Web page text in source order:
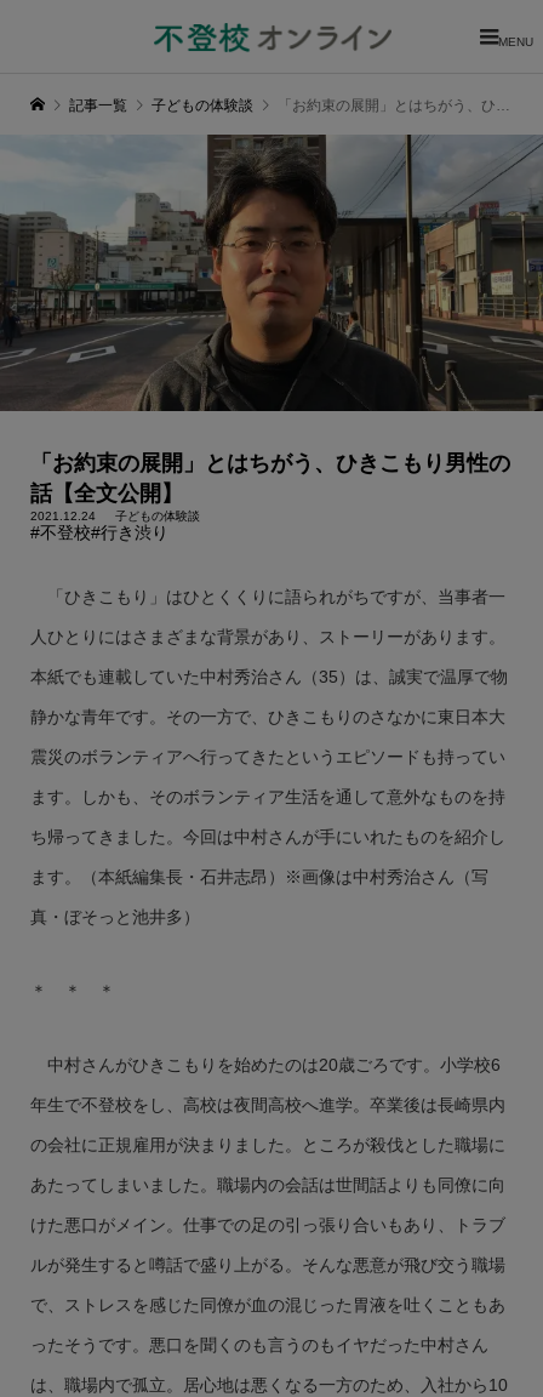
MENU
記事一覧 子どもの体験談 「お約束の展開」とはちがう、ひきこもり男性の話【全文公開】
「お約束の展開」とはちがう、ひきこもり男性の
話【全文公開】
2021.12.24 子どもの体験談
#不登校#行き渋り
「ひきこもり」はひとくくりに語られがちですが、当事者一
人ひとりにはさまざまな背景があり、ストーリーがあります。
本紙でも連載していた中村秀治さん（35）は、誠実で温厚で物
静かな青年です。その一方で、ひきこもりのさなかに東日本大
震災のボランティアへ行ってきたというエピソードも持ってい
ます。しかも、そのボランティア生活を通して意外なものを持
ち帰ってきました。今回は中村さんが手にいれたものを紹介し
ます。（本紙編集長・石井志昂）※画像は中村秀治さん（写
真・ぼそっと池井多）
＊ ＊ ＊
中村さんがひきこもりを始めたのは20歳ごろです。小学校6
年生で不登校をし、高校は夜間高校へ進学。卒業後は長崎県内
の会社に正規雇用が決まりました。ところが殺伐とした職場に
あたってしまいました。職場内の会話は世間話よりも同僚に向
けた悪口がメイン。仕事での足の引っ張り合いもあり、トラブ
ルが発生すると噂話で盛り上がる。そんな悪意が飛び交う職場
で、ストレスを感じた同僚が血の混じった胃液を吐くこともあ
ったそうです。悪口を聞くのも言うのもイヤだった中村さん
は、職場内で孤立。居心地は悪くなる一方のため、入社から10